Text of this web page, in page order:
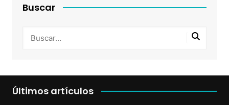
Buscar
Últimos artículos